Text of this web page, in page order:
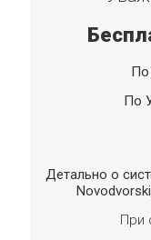
По
По
Детально о
При